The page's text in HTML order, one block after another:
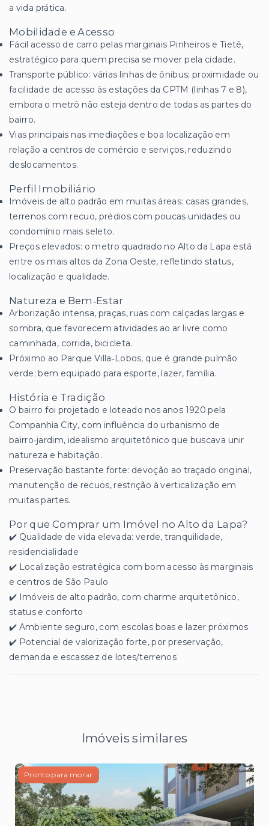
a vida prática.
Mobilidade e Acesso
Fácil acesso de carro pelas marginais Pinheiros e Tietê,
estratégico para quem precisa se mover pela cidade.
Transporte público: várias linhas de ônibus; proximidade ou
facilidade de acesso às estações da CPTM (linhas 7 e 8),
embora o metrô não esteja dentro de todas as partes do
bairro.
Vias principais nas imediações e boa localização em
relação a centros de comércio e serviços, reduzindo
deslocamentos.
Perfil Imobiliário
Imóveis de alto padrão em muitas áreas: casas grandes,
terrenos com recuo, prédios com poucas unidades ou
condomínio mais seleto.
Preços elevados: o metro quadrado no Alto da Lapa está
entre os mais altos da Zona Oeste, refletindo status,
localização e qualidade.
Natureza e Bem‑Estar
Arborização intensa, praças, ruas com calçadas largas e
sombra, que favorecem atividades ao ar livre como
caminhada, corrida, bicicleta.
Próximo ao Parque Villa‑Lobos, que é grande pulmão
verde; bem equipado para esporte, lazer, família.
História e Tradição
O bairro foi projetado e loteado nos anos 1920 pela
Companhia City, com influência do urbanismo de
bairro‑jardim, idealismo arquitetônico que buscava unir
natureza e habitação.
Preservação bastante forte: devoção ao traçado original,
manutenção de recuos, restrição à verticalização em
muitas partes.
Por que Comprar um Imóvel no Alto da Lapa?
✔️ Qualidade de vida elevada: verde, tranquilidade,
residencialidade
✔️ Localização estratégica com bom acesso às marginais
e centros de São Paulo
✔️ Imóveis de alto padrão, com charme arquitetônico,
status e conforto
✔️ Ambiente seguro, com escolas boas e lazer próximos
✔️ Potencial de valorização forte, por preservação,
demanda e escassez de lotes/terrenos
Imóveis similares
Pronto para morar